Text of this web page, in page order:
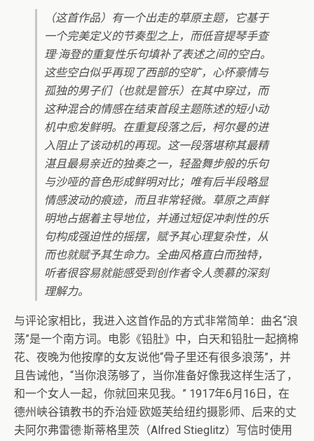
（这首作品）有一个出走的草原主题，它基于
一个完美定义的节奏型之上，而低音提琴手查
理·海登的重复性乐句填补了表述之间的空白。
这些空白似乎再现了西部的空旷，心怀豪情与
孤独的男子们（也就是管乐）在其中穿过，而
这种混合的情感在结束首段主题陈述的短小动
机中愈发鲜明。在重复段落之后，柯尔曼的进
入阻止了该动机的再现。这一段落堪称其最精
湛且最易亲近的独奏之一，轻盈舞步般的乐句
与沙哑的音色形成鲜明对比；唯有后半段略显
情感波动的痕迹，而且非常轻微。草原之声鲜
明地占据着主导地位，并通过短促冲刺性的乐
句构成强迫性的摇摆，赋予其心理复杂性，从
而也就赋予其生命力。全曲风格直白而独特，
听者很容易就能感受到创作者令人羡慕的深刻
理解力。
与评论家相比，我进入这首作品的方式非常简单：曲名“浪
荡”是一个南方词。电影《铅肚》中，白天和铅肚一起摘棉
花、夜晚为他按摩的女友说他“骨子里还有很多浪荡”，并
且告诫他，“当你浪荡够了，当你准备好像我这样生活了，
和一个女人一起，你就回来见我。” 1917年6月16日，在
德州峡谷镇教书的乔治娅·欧姬芙给纽约摄影师、后来的丈
夫阿尔弗雷德·斯蒂格里茨（Alfred Stieglitz）写信时使用